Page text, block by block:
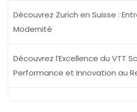
Découvrez Zurich en Suisse :
Modernité
Découvrez l’Excellence du VTT
Performance et Innovation au